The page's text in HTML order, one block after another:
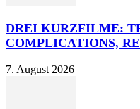
DREI KURZFILME:
COMPLICATIONS,
7. August 2026